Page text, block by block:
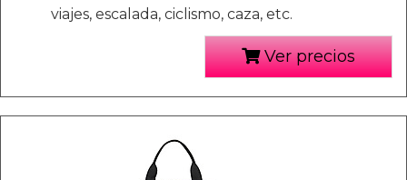
viajes, escalada, ciclismo, caza, etc.
Ver precios